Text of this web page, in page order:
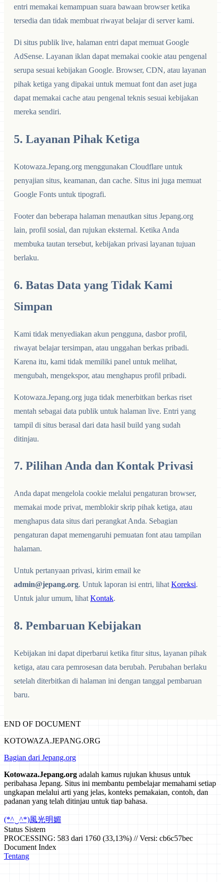
entri memakai kemampuan suara bawaan browser ketika
tersedia dan tidak membuat riwayat belajar di server kami.
Di situs publik live, halaman entri dapat memuat Google
AdSense. Layanan iklan dapat memakai cookie atau pengenal
serupa sesuai kebijakan Google. Browser, CDN, atau layanan
pihak ketiga yang dipakai untuk memuat font dan aset juga
dapat memakai cache atau pengenal teknis sesuai kebijakan
mereka sendiri.
5. Layanan Pihak Ketiga
Kotowaza.Jepang.org menggunakan Cloudflare untuk
penyajian situs, keamanan, dan cache. Situs ini juga memuat
Google Fonts untuk tipografi.
Footer dan beberapa halaman menautkan situs Jepang.org
lain, profil sosial, dan rujukan eksternal. Ketika Anda
membuka tautan tersebut, kebijakan privasi layanan tujuan
berlaku.
6. Batas Data yang Tidak Kami
Simpan
Kami tidak menyediakan akun pengguna, dasbor profil,
riwayat belajar tersimpan, atau unggahan berkas pribadi.
Karena itu, kami tidak memiliki panel untuk melihat,
mengubah, mengekspor, atau menghapus profil pribadi.
Kotowaza.Jepang.org juga tidak menerbitkan berkas riset
mentah sebagai data publik untuk halaman live. Entri yang
tampil di situs berasal dari data hasil build yang sudah
ditinjau.
7. Pilihan Anda dan Kontak Privasi
Anda dapat mengelola cookie melalui pengaturan browser,
memakai mode privat, memblokir skrip pihak ketiga, atau
menghapus data situs dari perangkat Anda. Sebagian
pengaturan dapat memengaruhi pemuatan font atau tampilan
halaman.
Untuk pertanyaan privasi, kirim email ke
admin@jepang.org. Untuk laporan isi entri, lihat Koreksi.
Untuk jalur umum, lihat Kontak.
8. Pembaruan Kebijakan
Kebijakan ini dapat diperbarui ketika fitur situs, layanan pihak
ketiga, atau cara pemrosesan data berubah. Perubahan berlaku
setelah diterbitkan di halaman ini dengan tanggal pembaruan
baru.
END OF DOCUMENT
KOTOWAZA.JEPANG.ORG
Bagian dari Jepang.org
Kotowaza.Jepang.org adalah kamus rujukan khusus untuk
peribahasa Jepang. Situs ini membantu pembelajar memahami setiap
ungkapan melalui arti yang jelas, konteks pemakaian, contoh, dan
padanan yang telah ditinjau untuk tiap bahasa.
(*^‿^*)風光明媚
Status Sistem
PROCESSING: 583 dari 1760 (33,13%) // Versi: cb6c57bec
Document Index
Tentang